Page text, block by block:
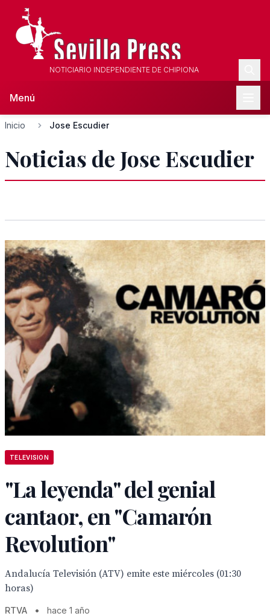
NOTICIARIO INDEPENDIENTE DE CHIPIONA
Menú
Inicio Jose Escudier
Noticias de Jose Escudier
TELEVISION
"La leyenda" del genial
cantaor, en "Camarón
Revolution"
Andalucía Televisión (ATV) emite este miércoles (01:30
horas)
RTVA • hace 1 año